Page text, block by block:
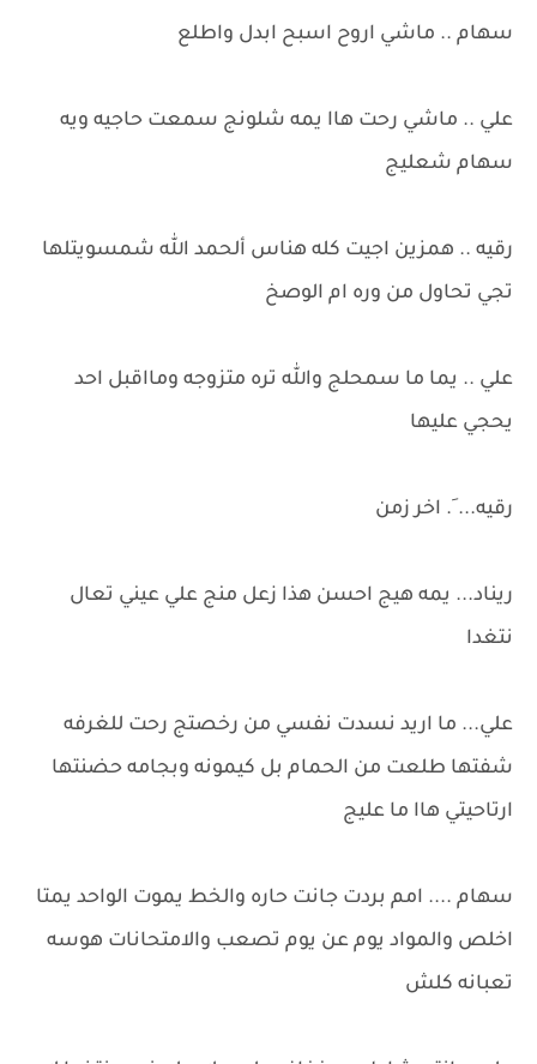
سهام .. ماشي اروح اسبح ابدل واطلع
علي .. ماشي رحت هاا يمه شلونج سمعت حاجيه ويه
سهام شعليج
رقيه .. همزين اجيت كله هناس ألحمد الله شمسويتلها
تجي تحاول من وره ام الوصخ
علي .. يما ما سمحلج والله تره متزوجه ومااقبل احد
يحجي عليها
رقيه... َ. اخر زمن
ريناد... يمه هيج احسن هذا زعل منج علي عيني تعال
نتغدا
علي... ما اريد نسدت نفسي من رخصتج رحت للغرفه
شفتها طلعت من الحمام بل كيمونه وبجامه حضنتها
ارتاحيتي هاا ما عليج
سهام .... امم بردت جانت حاره والخط يموت الواحد يمتا
اخلص والمواد يوم عن يوم تصعب والامتحانات هوسه
تعبانه كلش